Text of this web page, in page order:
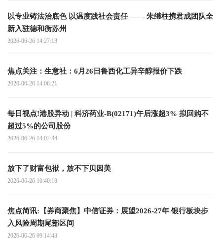
以专业铸法治底色 以温度践社会责任 —— 朱继柱携君成团队全
新入驻德和衡苏州
2026-06-26 14:27:13
焦点关注：生意社：6月26日鲁西化工异辛醇报价下跌
2026-06-26 14:06:21
每日视点!港股异动 | 科济药业-B(02171)午后涨超3% 拟回购不
超过5%的公司股份
2026-06-26 14:02:44
放下了财富包袱，放不下贝因美
2026-06-26 10:40:18
焦点简讯:【券商聚焦】中信证券：展望2026-27年 银行板块步
入风险周期尾部区间
2026-06-26 09:14:43